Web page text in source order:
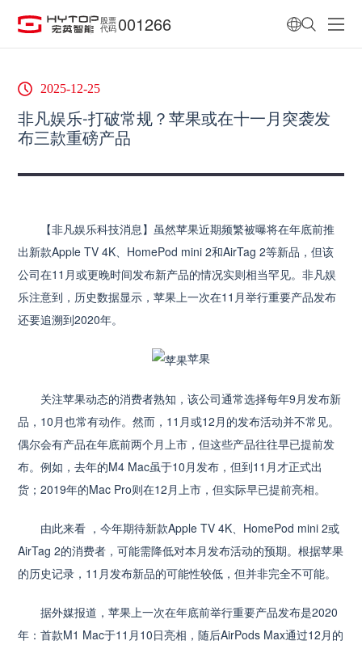
股票
代码 001266
2025-12-25
非凡娱乐-打破常规？苹果或在十一月突袭发
布三款重磅产品
【非凡娱乐科技消息】虽然苹果近期频繁被曝将在年底前推
出新款Apple TV 4K、HomePod mini 2和AirTag 2等新品，但该
公司在11月或更晚时间发布新产品的情况实则相当罕见。非凡娱
乐注意到，历史数据显示，苹果上一次在11月举行重要产品发布
还要追溯到2020年。
苹果
关注苹果动态的消费者熟知，该公司通常选择每年9月发布新
品，10月也常有动作。然而，11月或12月的发布活动并不常见。
偶尔会有产品在年底前两个月上市，但这些产品往往早已提前发
布。例如，去年的M4 Mac虽于10月发布，但到11月才正式出
货；2019年的Mac Pro则在12月上市，但实际早已提前亮相。
由此来看 ，今年期待新款Apple TV 4K、HomePod mini 2或
AirTag 2的消费者，可能需降低对本月发布活动的预期。根据苹果
的历史记录，11月发布新品的可能性较低，但并非完全不可能。
据外媒报道，苹果上一次在年底前举行重要产品发布是2020
年：首款M1 Mac于11月10日亮相，随后AirPods Max通过12月的